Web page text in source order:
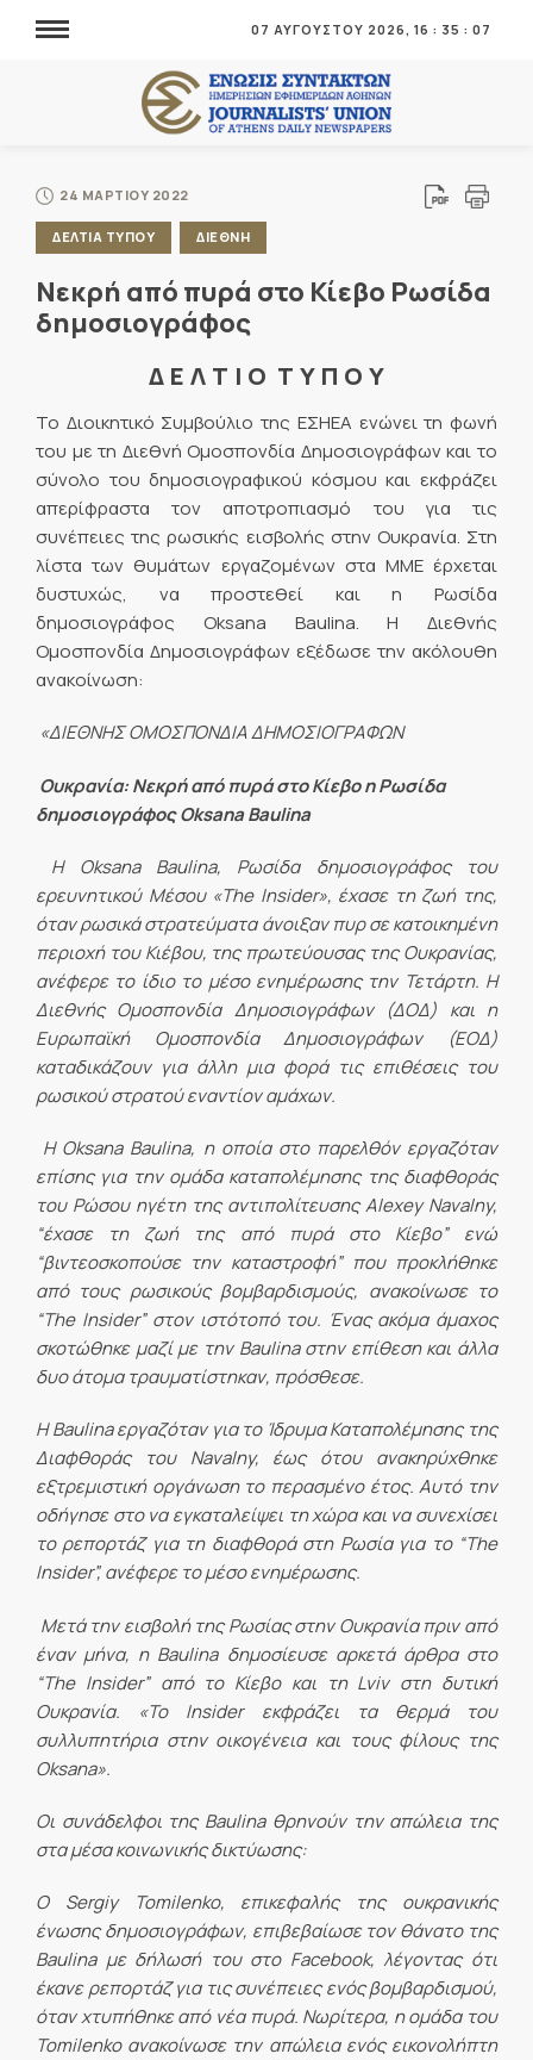
07 ΑΥΓΟΥΣΤΟΥ 2026, 16 : 35 : 07
24 ΜΑΡΤΙΟΥ 2022
ΔΕΛΤΙΑ ΤΥΠΟΥ ΔΙΕΘΝΗ
Νεκρή από πυρά στο Κίεβο Ρωσίδα
δημοσιογράφος
Δ Ε Λ Τ Ι Ο Τ Υ Π Ο Υ
Το Διοικητικό Συμβούλιο της ΕΣΗΕΑ ενώνει τη φωνή
του με τη Διεθνή Ομοσπονδία Δημοσιογράφων και το
σύνολο του δημοσιογραφικού κόσμου και εκφράζει
απερίφραστα τον αποτροπιασμό του για τις
συνέπειες της ρωσικής εισβολής στην Ουκρανία. Στη
λίστα των θυμάτων εργαζομένων στα ΜΜΕ έρχεται
δυστυχώς, να προστεθεί και η Ρωσίδα
δημοσιογράφος Oksana Baulina. Η Διεθνής
Ομοσπονδία Δημοσιογράφων εξέδωσε την ακόλουθη
ανακοίνωση:
«ΔΙΕΘΝΗΣ ΟΜΟΣΠΟΝΔΙΑ ΔΗΜΟΣΙΟΓΡΑΦΩΝ
Ουκρανία: Νεκρή από πυρά στο Κίεβο η Ρωσίδα
δημοσιογράφος Oksana Baulina
Η Oksana Baulina, Ρωσίδα δημοσιογράφος του
ερευνητικού Μέσου «The Insider», έχασε τη ζωή της,
όταν ρωσικά στρατεύματα άνοιξαν πυρ σε κατοικημένη
περιοχή του Κιέβου, της πρωτεύουσας της Ουκρανίας,
ανέφερε το ίδιο το μέσο ενημέρωσης την Τετάρτη. Η
Διεθνής Ομοσπονδία Δημοσιογράφων (ΔΟΔ) και η
Ευρωπαϊκή Ομοσπονδία Δημοσιογράφων (ΕΟΔ)
καταδικάζουν για άλλη μια φορά τις επιθέσεις του
ρωσικού στρατού εναντίον αμάχων.
Η Oksana Baulina, η οποία στο παρελθόν εργαζόταν
επίσης για την ομάδα καταπολέμησης της διαφθοράς
του Ρώσου ηγέτη της αντιπολίτευσης Alexey Navalny,
“έχασε τη ζωή της από πυρά στο Κίεβο” ενώ
“βιντεοσκοπούσε την καταστροφή” που προκλήθηκε
από τους ρωσικούς βομβαρδισμούς, ανακοίνωσε το
“The Insider” στον ιστότοπό του. Ένας ακόμα άμαχος
σκοτώθηκε μαζί με την Baulina στην επίθεση και άλλα
δυο άτομα τραυματίστηκαν, πρόσθεσε.
ΗBaulinaεργαζόταν για το Ίδρυμα Καταπολέμησης της
Διαφθοράς του Navalny, έως ότου ανακηρύχθηκε
εξτρεμιστική οργάνωση το περασμένο έτος. Αυτό την
οδήγησε στο να εγκαταλείψει τη χώρα και να συνεχίσει
το ρεπορτάζ για τη διαφθορά στη Ρωσία για το “The
Insider”, ανέφερε το μέσο ενημέρωσης.
Μετά την εισβολή της Ρωσίας στην Ουκρανία πριν από
έναν μήνα, η Baulina δημοσίευσε αρκετά άρθρα στο
“The Insider” από το Κίεβο και τη Lviv στη δυτική
Ουκρανία. «Το Insider εκφράζει τα θερμά του
συλλυπητήρια στην οικογένεια και τους φίλους της
Oksana».
Οι συνάδελφοι της Baulina θρηνούν την απώλεια της
στα μέσα κοινωνικής δικτύωσης:
Ο Sergiy Tomilenko, επικεφαλής της ουκρανικής
ένωσης δημοσιογράφων, επιβεβαίωσε τον θάνατο της
Baulina με δήλωσή του στο Facebook, λέγοντας ότι
έκανε ρεπορτάζ για τις συνέπειες ενός βομβαρδισμού,
όταν χτυπήθηκε από νέα πυρά. Νωρίτερα, η ομάδα του
Tomilenko ανακοίνωσε την απώλεια ενός εικονολήπτη